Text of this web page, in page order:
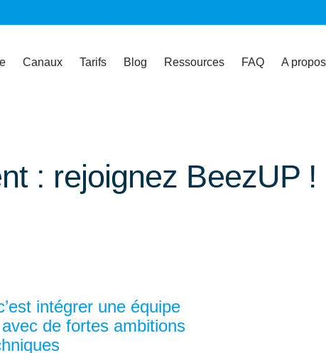
Canaux Tarifs Blog Ressources FAQ A propos
: rejoignez BeezUP !
intégrer une équipe
de fortes ambitions